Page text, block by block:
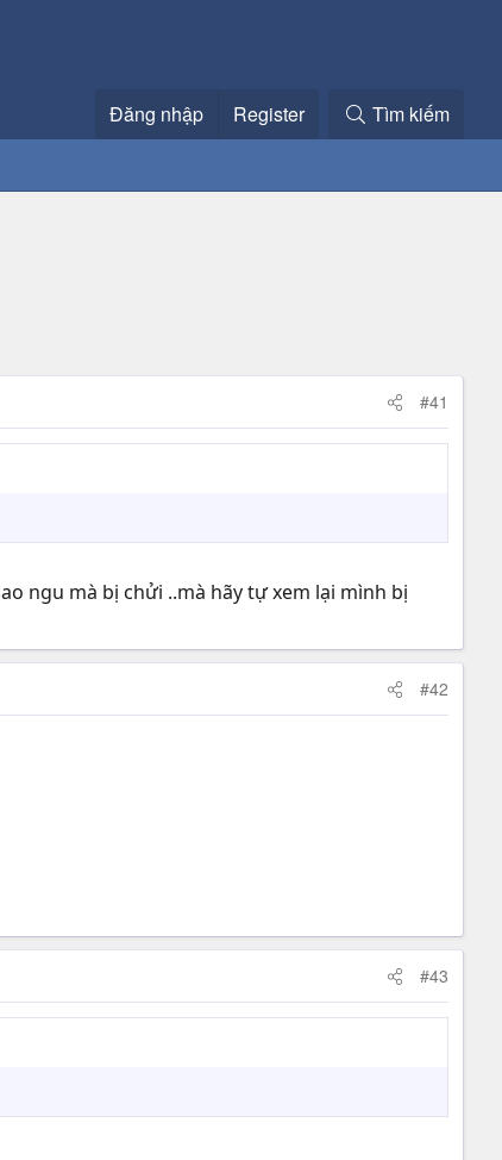
Đăng nhập Register Tìm kiếm
#41
ngu mà bị chửi ..mà hãy tự xem lại mình bị
#42
#43